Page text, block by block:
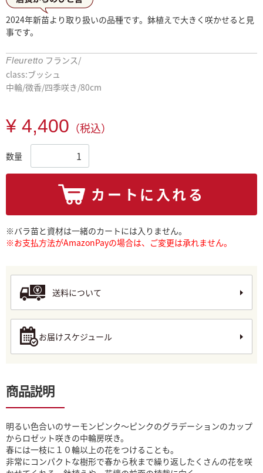
2024年新苗より取り扱いの品種です。鉢植えで大きく咲かせると見
事です。
Fleuretto フランス/
class:ブッシュ
中輪/微香/四季咲き/80cm
¥ 4,400 （税込）
数量
カートに入れる
※バラ苗と資材は一緒のカートには入りません。
※お支払方法がAmazonPayの場合は、ご変更は承れません。
送料について
お届けスケジュール
商品説明
明るい色合いのサーモンピンク〜ピンクのグラデーションのカップ
からロゼット咲きの中輪房咲き。
春には一枝に１０輪以上の花をつけることも。
非常にコンパクトな樹形で春から秋まで繰り返したくさんの花を咲